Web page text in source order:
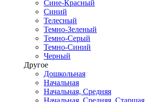
Сине-Красный
Синий
Телесный
Темно-Зеленый
Темно-Серый
Темно-Синий
Черный
Другое
Дошкольная
Начальная
Начальная, Средняя
Начальная, Средняя, Старшая